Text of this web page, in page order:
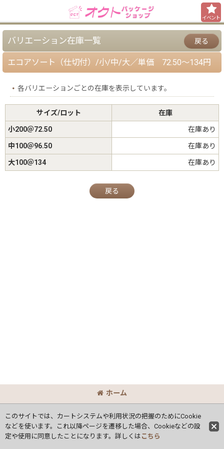
イベント
バリエーション在庫一覧 戻る
エコアソート（仕切付）/小/中/大／単価 72.50〜134円
各バリエーションごとの在庫を表示しています。
サイズ/ロット 在庫
小200＠72.50 在庫あり
中100＠96.50 在庫あり
大100＠134 在庫あり
戻る
ホーム
このサイトでは、カートシステムや利用状況の把握のためにCookie
などを使います。これ以降ページを遷移した場合、Cookieなどの設
定や使用に同意したことになります。詳しくは こちら